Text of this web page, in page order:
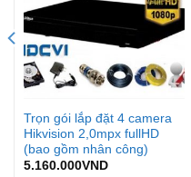
-Chế độ hình ảnh STD/
-Hỗ trợ menu OSD.
-Nguồn điện cung cấp:
-Trọng lượng: 250g.
Đặc tính kỹ thuật
Trọn gói lắp đặt 4 camera
Hikvision 2,0mpx fullHD
(bao gồm nhân công)
5.160.000VND